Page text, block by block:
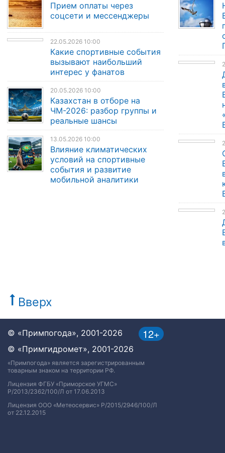
Прием оплаты через
соцсети и мессенджеры
22.05.2026 10:00
Какие спортивные события
вызывают наибольший
интерес у фанатов
20.05.2026 10:00
Казахстан в отборе на
ЧМ-2026: разбор группы и
реальные шансы
13.05.2026 10:00
Влияние климатических
условий на спортивные
события и развитие
мобильной аналитики
Вверх
12+
© «Примпогода», 2001-2026
© «Примгидромет», 2001-2026
«Примпогода» является зарегистрированным
товарным знаком на территории РФ.
Лицензия ФГБУ «Приморское УГМС»
Р/2013/2362/100/Л от 17.06.2013
Лицензия ООО «Метеосервис» Р/2015/2946/100/Л
от 22.12.2015